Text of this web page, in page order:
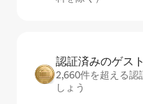
認証済みのゲ⁠ス⁠
2,660件を超える認
しょう